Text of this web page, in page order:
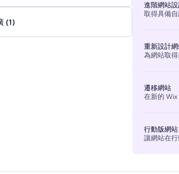
(1)
進階網站
取得具備
重新設計
為網站取得
遷移網站
在新的 Wix
行動版網站
讓網站在行